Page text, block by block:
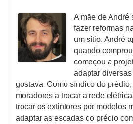
A mãe de André
fazer reformas
um sítio. André
quando
começou a
adaptar
gostava. Como síndico do
moradores a trocar a rede
trocar os extintores por modelos
adaptar as escadas do prédio